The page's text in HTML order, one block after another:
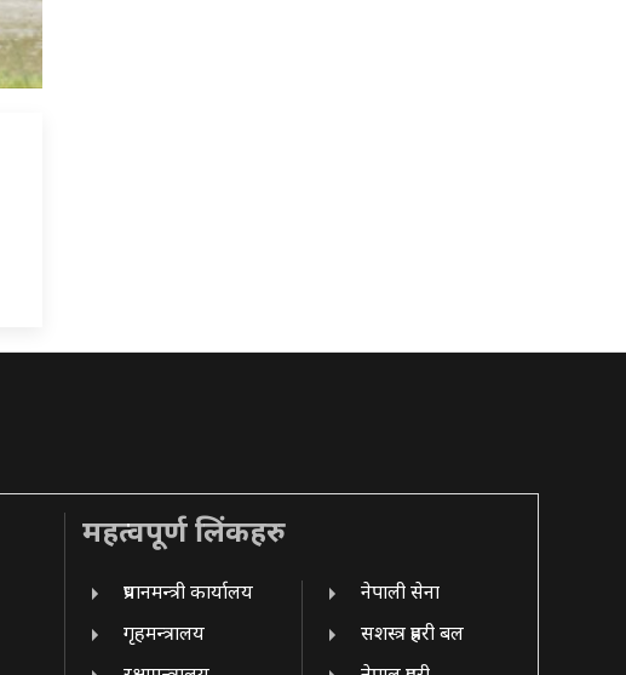
महत्वपूर्ण लिंकहरु
प्रधानमन्त्री कार्यालय
गृहमन्त्रालय
नेपाली सेना
सशस्त्र प्रहरी बल